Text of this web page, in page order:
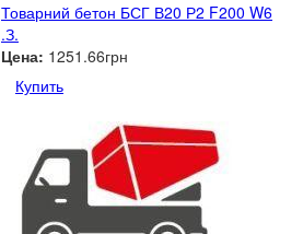
Товарний бетон БСГ В20 Р2 F200 W6
.З.
Цена: 1251.66грн
Купить